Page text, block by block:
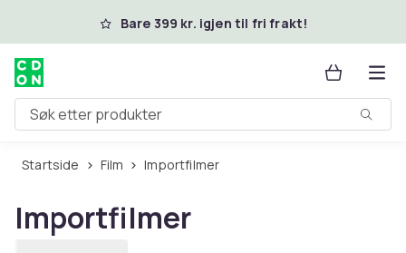
Hopp til hovedinnholdBare 399 kr. igjen til fri frakt!
Søk etter produkter
Startside Film Importfilmer
Importfilmer